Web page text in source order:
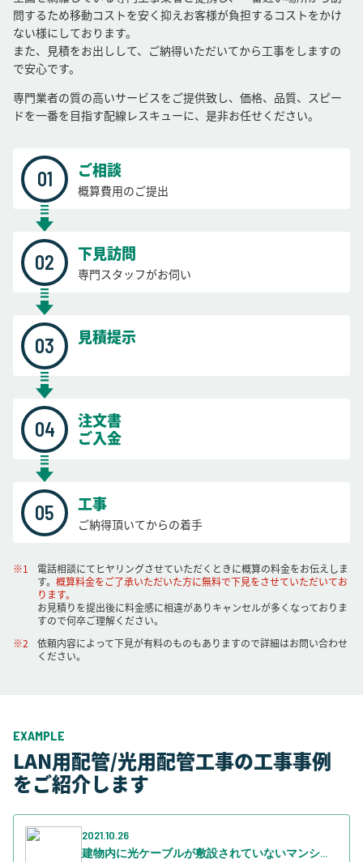
問するため移動コストを安く抑えお客様が負担するコストをかけ
ない様にしております。
また、見積をお出しして、ご納得いただいてから工事をしますの
で安心です。
専門業者の質の高いサービスをご提供致し、価格、品質、スピー
ドを一番を目指す配線レスキューに、是非お任せください。
ご相談
概算費用のご提出
下見訪問
専門スタッフがお伺い
見積提示
注文書
ご入金
工事
ご納得頂いてからの着手
電話相談にてヒヤリングさせていただくときに概算の料金をお伝えしま
す。 概算料金をご了承いただいた方に無料で下見をさせていただいてお
ります。
お見積りを提出後に料金感に相違がありキャンセルが多くなっておりま
すので何卒ご理解ください。
依頼内容によって下見が有料のものもありますので詳細はお問い合わせ
ください。
EXAMPLE
LAN用配管/光用配管工事の工事事例
をご紹介します
2021.10.26
建物内に光ケーブルが敷設されていないマンシ...